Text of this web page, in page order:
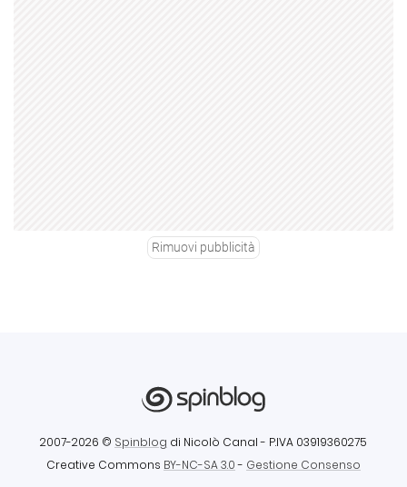
Rimuovi pubblicità
2007-2026 © Spinblog di Nicolò Canal - P.IVA 03919360275
Creative Commons BY-NC-SA 3.0- Gestione Consenso